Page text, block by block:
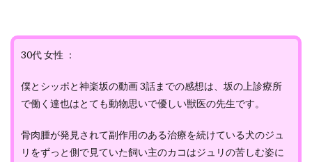
30代 女性 ：
僕とシッポと神楽坂の動画 3話までの感想は、坂の上診療所
で働く達也はとても動物思いで優しい獣医の先生です。
骨肉腫が発見されて副作用のある治療を続けている犬のジュ
リをずっと側で見ていた飼い主のカコはジュリの苦しむ姿に